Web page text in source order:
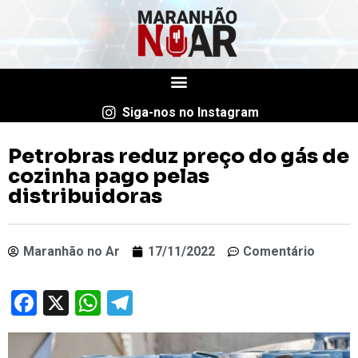
Siga-nos no Instagram
Petrobras reduz preço do gás de
cozinha pago pelas
distribuidoras
Maranhão no Ar 17/11/2022 Comentário
Facebook
X WhatsApp